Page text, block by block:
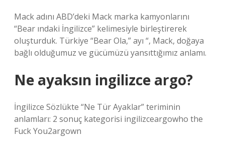
Mack adını ABD’deki Mack marka kamyonlarını
“Bear ındaki İngilizce” kelimesiyle birleştirerek
oluşturduk. Türkiye “Bear Ola,” ayı “, Mack, doğaya
bağlı olduğumuz ve gücümüzü yansıttığımız anlamı.
Ne ayaksın ingilizce argo?
İngilizce Sözlükte “Ne Tür Ayaklar” teriminin
anlamları: 2 sonuç kategorisi ingilizceargowho the
Fuck You2argown